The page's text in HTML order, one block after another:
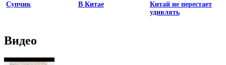
Супчик В Китае
Китай не перестает
удивлять
Видео